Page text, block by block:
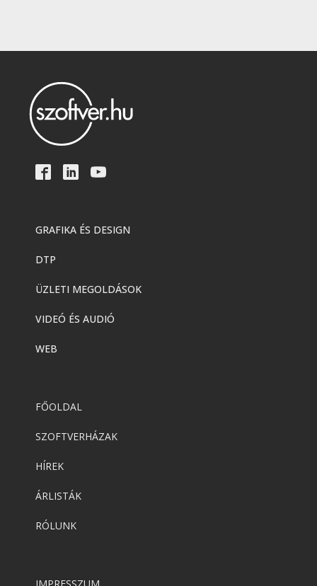
GRAFIKA ÉS DESIGN
DTP
ÜZLETI MEGOLDÁSOK
VIDEÓ ÉS AUDIÓ
WEB
FŐOLDAL
SZOFTVERHÁZAK
HÍREK
ÁRLISTÁK
RÓLUNK